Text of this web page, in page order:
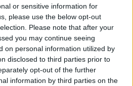
or sensitive information for
please use the below opt-out
Please note that after your
you may continue seeing
on personal information utilized by
disclosed to third parties prior to
opt-out of the further
information by third parties on the
Επιτρέπεται ή όχι;